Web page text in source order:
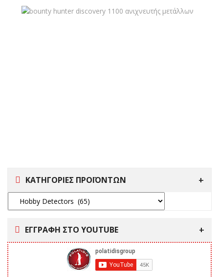
ΚΑΤΗΓΟΡΙΕΣ ΠΡΟΪΟΝΤΩΝ
ΕΓΓΡΑΦΗ ΣΤΟ YOUTUBE